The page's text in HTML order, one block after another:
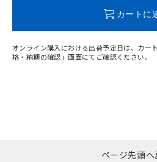
カートに
オンライン購入における出荷予定日は、カー
格・納期の確認」画面にてご確認ください。
ページ先頭へ